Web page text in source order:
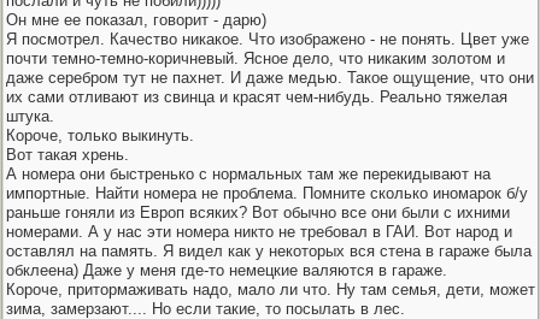
Он мне ее показал, говорит - дарю)
Я посмотрел. Качество никакое. Что изображено - не понять. Цвет уже
почти темно-темно-коричневый. Ясное дело, что никаким золотом и
даже серебром тут не пахнет. И даже медью. Такое ощущение, что они
их сами отливают из свинца и красят чем-нибудь. Реально тяжелая
штука.
Короче, только выкинуть.
Вот такая хрень.
А номера они быстренько с нормальных там же перекидывают на
импортные. Найти номера не проблема. Помните сколько иномарок б/у
раньше гоняли из Европ всяких? Вот обычно все они были с ихними
номерами. А у нас эти номера никто не требовал в ГАИ. Вот народ и
оставлял на память. Я видел как у некоторых вся стена в гараже была
обклеена) Даже у меня где-то немецкие валяются в гараже.
Короче, притормаживать надо, мало ли что. Ну там семья, дети, может
зима, замерзают.... Но если такие, то посылать в лес.